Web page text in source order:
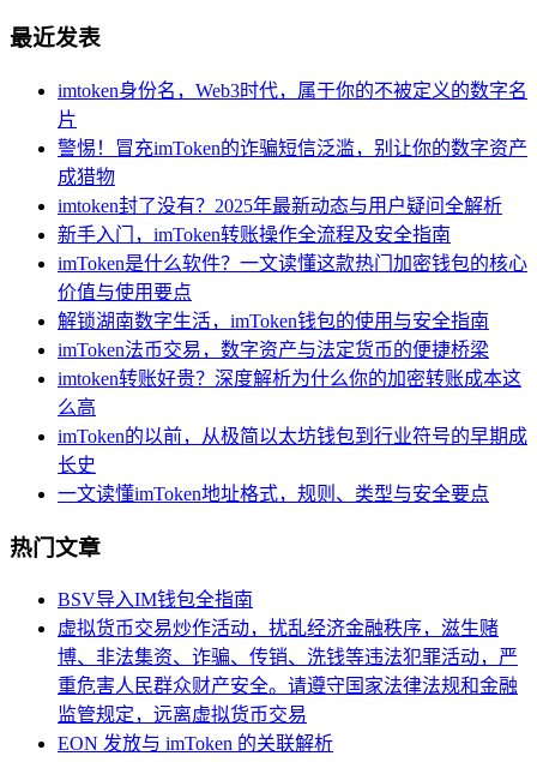
最近发表
imtoken身份名，Web3时代，属于你的不被定义的数字名
片
警惕！冒充imToken的诈骗短信泛滥，别让你的数字资产
成猎物
imtoken封了没有？2025年最新动态与用户疑问全解析
新手入门，imToken转账操作全流程及安全指南
imToken是什么软件？一文读懂这款热门加密钱包的核心
价值与使用要点
解锁湖南数字生活，imToken钱包的使用与安全指南
imToken法币交易，数字资产与法定货币的便捷桥梁
imtoken转账好贵？深度解析为什么你的加密转账成本这
么高
imToken的以前，从极简以太坊钱包到行业符号的早期成
长史
一文读懂imToken地址格式，规则、类型与安全要点
热门文章
BSV导入IM钱包全指南
虚拟货币交易炒作活动，扰乱经济金融秩序，滋生赌
博、非法集资、诈骗、传销、洗钱等违法犯罪活动，严
重危害人民群众财产安全。请遵守国家法律法规和金融
监管规定，远离虚拟货币交易
EON 发放与 imToken 的关联解析